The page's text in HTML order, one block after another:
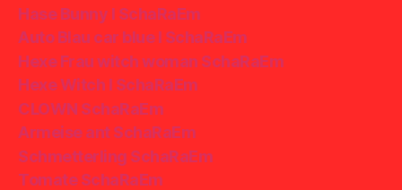
Hase Bunny I SchaRaEm
Auto Blau car blue I SchaRaEm
Hexe Frau witch woman SchaRaEm
Hexe Witch I SchaRaEm
CLOWN SchaRaEm
Armeise ant SchaRaEm
Schmetterling SchaRaEm
Tomate SchaRaEm